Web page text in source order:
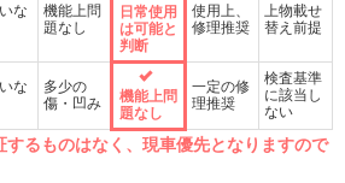
な
機能上問
題なし
日常使用
は可能と
判断
使用上、
修理推奨
上物載せ
替え前提
な
多少の
傷・凹み
機能上問
題なし
一定の修
理推奨
検査基準
に該当し
ない
るものはなく、現車優先となりますので